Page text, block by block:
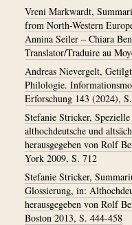
Vreni Markwardt,
from North-Western
Annina Seiler – Chiara
Translator/Traduire au
Andreas Nievergelt,
Philologie.
Erforschung 143 (2024),
Stefanie Stricker,
althochdeutsche und
herausgegeben von Rolf
York 2009, S. 712
Stefanie Stricker,
Glossierung, in:
herausgegeben von Rolf
Boston 2013, S. 444-458